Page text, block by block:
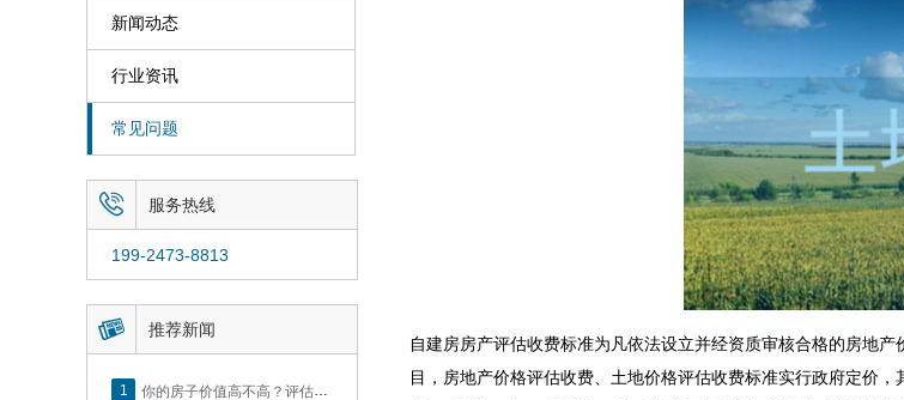
新闻动态
行业资讯
常见问题
 服务热线
199-2473-8813
 推荐新闻
1 你的房子价值高不高？评估这5个方面就知道了
自建房房产评估收费标准为凡依法设立并经资质审核合格的房地
目，房地产价格评估收费、土地价格评估收费标准实行政府定价